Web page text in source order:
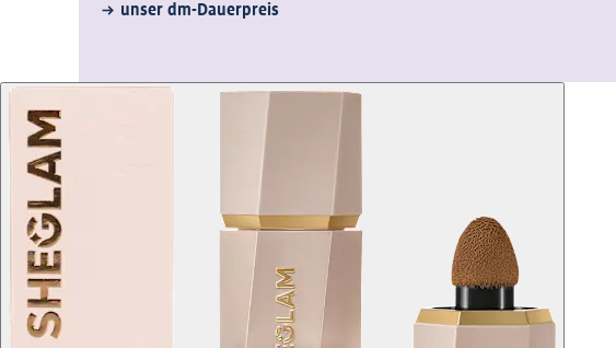
unser dm-Dauerpreis